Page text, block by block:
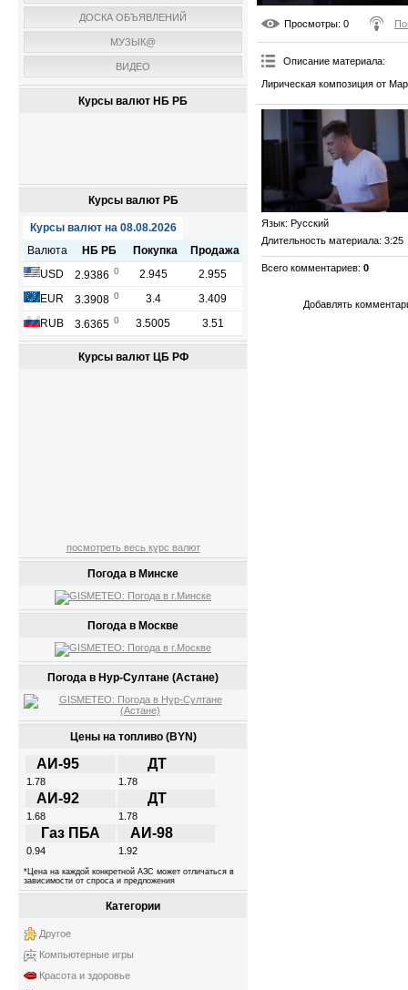
ДОСКА ОБЪЯВЛЕНИЙ
МУЗЫК@
ВИДЕО
Курсы валют НБ РБ
Курсы валют РБ
Курсы валют ЦБ РФ
посмотреть весь курс валют
Погода в Минске
Погода в Москве
Погода в Нур-Султане (Астане)
Цены на топливо (BYN)
АИ-95 ДТ
1.78 1.78
АИ-92 ДТ
1.68 1.78
Газ ПБА АИ-98
0.94 1.92
*Цена на каждой конкретной АЗС может отличаться в
зависимости от спроса и предложения
Категории
Другое
Компьютерные игры
Красота и здоровье
Просмотры: 0
Описание материала:
Лирическая композиция от
Язык: Русский
Длительность материала: 3:25
Всего комментариев: 0
Добавлять